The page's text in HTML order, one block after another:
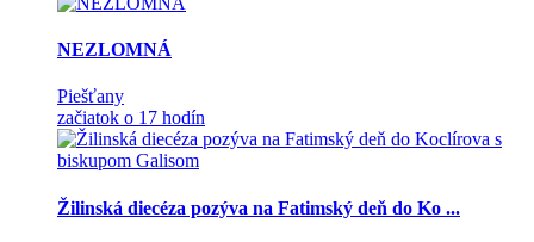
NEZLOMNÁ
Piešťany
začiatok o 17 hodín
Žilinská diecéza pozýva na Fatimský deň do Ko ...